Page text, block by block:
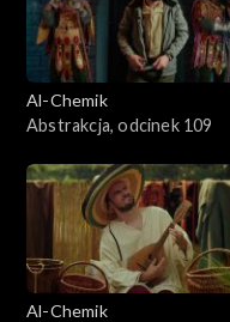
Al-Chemik
Abstrakcja, odcinek 109
Al-Chemik